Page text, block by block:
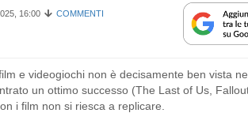
16:00 COMMENTI
e videogiochi non è decisamente ben vista
un ottimo successo (The Last of Us,
i film non si riesca a replicare.